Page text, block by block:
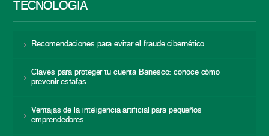
TECNOLOGÍA
Recomendaciones para evitar el fraude cibernético
Claves para proteger tu cuenta Banesco: conoce cómo
prevenir estafas
Ventajas de la inteligencia artificial para pequeños
emprendedores